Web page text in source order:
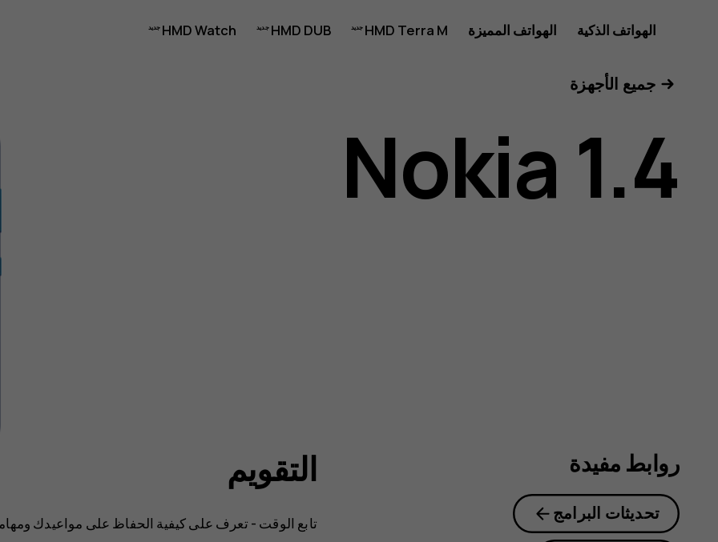
دليل
مستخدم
هاتف
الهواتف الذكية الهواتف المميزة HMD Terra M
HMD DUB
HMD Watch
جميع الأجهزة
Nokia 1.4
التقويم
تابع الوقت - تعرف على كيفية الحفاظ على مواعيدك
روابط مفيدة
تحديثات البرامج